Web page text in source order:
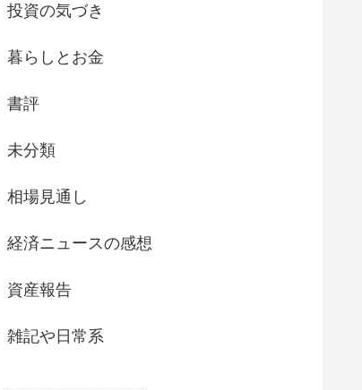
投資の気づき
暮らしとお金
書評
未分類
相場見通し
経済ニュースの感想
資産報告
雑記や日常系